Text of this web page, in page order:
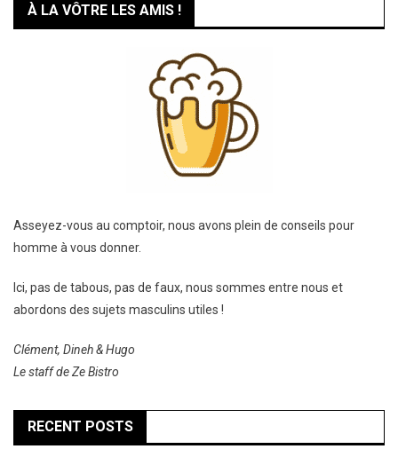
À LA VÔTRE LES AMIS !
Asseyez-vous au comptoir, nous avons plein de conseils pour
homme à vous donner.
Ici, pas de tabous, pas de faux, nous sommes entre nous et
abordons des sujets masculins utiles !
Clément, Dineh & Hugo
Le staff de Ze Bistro
RECENT POSTS